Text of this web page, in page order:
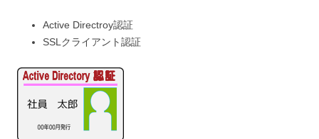
Active Directroy認証
SSLクライアント認証